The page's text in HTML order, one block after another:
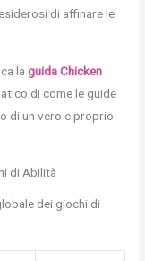
di affinare le
laguida Chicken
di come le guide
di un vero e proprio
di Abilità
dei giochi di